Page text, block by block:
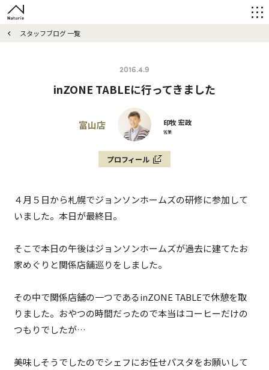
スタッフブログ 一覧
2016.4.9
inZONE TABLEに行ってきました
富山店 印牧 宏政
営業
プロフィール
４月５日から札幌でジョンソンホームズの研修に参加して
いました。本日が最終日。
そこで本日の午後はジョンソンホームズが過去に建てたお
家めぐりと関係店舗巡りをしました。
その中で関係店舗の一つであるinZONE TABLEで休憩を取
りました。おやつの時間だったので本当はコーヒーだけの
つもりでしたが…
美味しそうでしたのでシェフにお任せパスタをお願いして